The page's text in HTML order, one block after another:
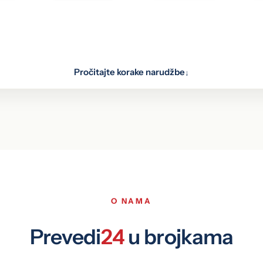
Pročitajte korake narudžbe↓
O NAMA
Prevedi24u brojkama